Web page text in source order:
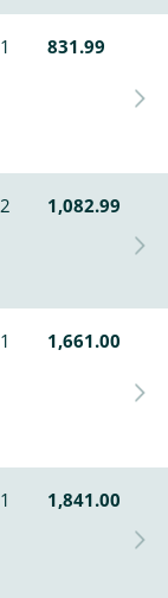
1 831.99
2
1,082.99
1 1,661.00
1
1,841.00